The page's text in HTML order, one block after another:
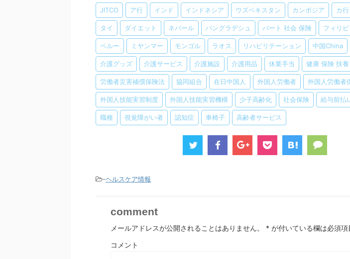
JITCO ア行 インド インドネシア ウズベキスタン カンボジア カ行
タイ ダイエット ネパール バングラデシュ パート 社会 保険 フィリピ
ペルー ミヤンマー モンゴル ラオス リハビリテーション 中国China
介護グッズ 介護サービス 介護施設 介護用品 休業手当 健康 保険 扶養
労働者災害補償保険法 協同組合 在日中国人 外国人労働者 外国人労働者
外国人技能実習制度 外国人技能実習機構 少子高齢化 社会保険 給与前払
職種 視覚障がい者 認知症 車椅子 高齢者サービス
-ヘルスケア情報
comment
メールアドレスが公開されることはありません。 * が付いている欄は必須項
コメント